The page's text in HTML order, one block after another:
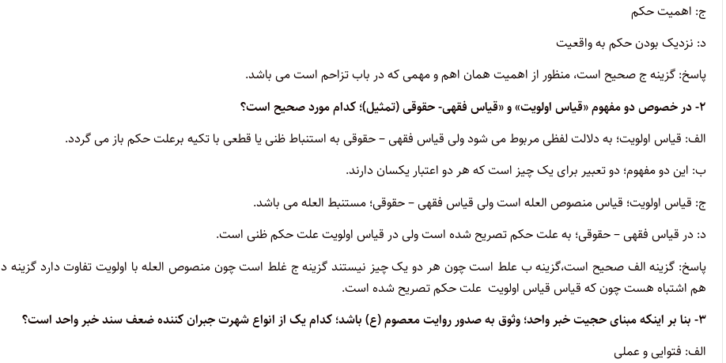
ج: اهمیت حکم
د: نزدیک بودن حکم به واقعیت
پاسخ: گزینه ج صحیح است، منظور از اهمیت همان اهم و مهمی که در باب تزاحم است می باشد.
۲- در خصوص دو مفهوم «قیاس اولویت» و «قیاس فقهی- حقوقی (تمثیل)؛ کدام مورد صحیح است؟
الف: قیاس اولویت؛ به دلالت لفظی مربوط می شود ولی قیاس فقهی – حقوقی به استنباط ظنی یا قطعی با تکیه برعلت حکم باز می گردد.
ب: این دو مفهوم؛ دو تعبیر برای یک چیز است که هر دو اعتبار یکسان دارند.
ج: قیاس اولویت؛ قیاس منصوص العله است ولی قیاس فقهی – حقوقی؛ مستنبط العله می باشد.
د: در قیاس فقهی – حقوقی؛ به علت حکم تصریح شده است ولی در قیاس اولویت علت حکم ظنی است.
پاسخ: گزینه الف صحیح است،گزینه ب علط است چون هر دو یک چیز نیستند گزینه ج غلط است چون منصوص العله با اولویت تفاوت دارد گزینه د
هم اشتباه هست چون که قیاس قیاس اولویت علت حکم تصریح شده است.
۳- بنا بر اینکه مبنای حجیت خبر واحد؛ وثوق به صدور روایت معصوم (ع) باشد؛ کدام یک از انواع شهرت جبران کننده ضعف سند خبر واحد است؟
الف: فتوایی و عملی